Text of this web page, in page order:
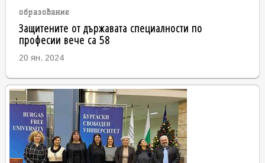
образование
Защитените от държавата специалности по
професии вече са 58
20 ян. 2024